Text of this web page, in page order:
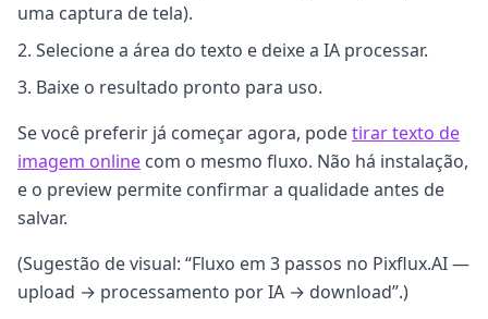
uma captura de tela).
Selecione a área do texto e deixe a IA processar.
Baixe o resultado pronto para uso.
Se você preferir já começar agora, podetirar texto de
imagem online com o mesmo fluxo. Não há instalação,
e o preview permite confirmar a qualidade antes de
salvar.
(Sugestão de visual: “Fluxo em 3 passos no Pixflux.AI —
upload → processamento por IA → download”.)